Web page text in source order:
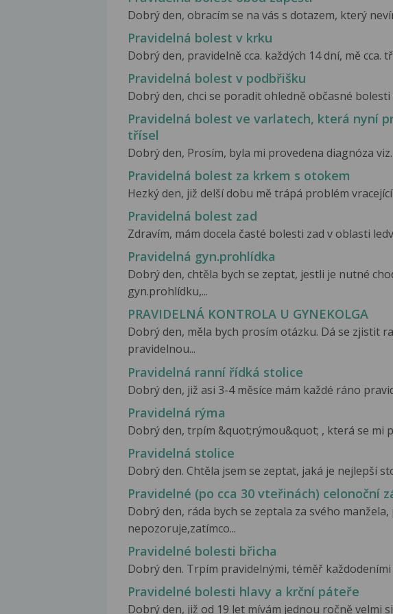
Dobrý den, obracím se na vás s dotazem, který
Pravidelná bolest v krku
Dobrý den, pravidelně cca. každých 14 dní, mě cca.
Pravidelná bolest v podbřišku
Dobrý den, chci se poradit ohledně občasné bolesti
Pravidelná bolest ve varlatech, která nyní
třísel
Dobrý den, Prosím, byla mi provedena diagnóza
Pravidelná bolest za krkem s otokem
Hezký den, již delší dobu mě trápá problém
Pravidelná bolest zad
Zdravím, mám docela časté bolesti zad v oblasti
Pravidelná gyn.prohlídka
Dobrý den, chtěla bych se zeptat, jestli je nutné
gyn.prohlídku,...
PRAVIDELNÁ KONTROLA U GYNEKOLGA
Dobrý den, měla bych prosím otázku. Dá se zjistit
pravidelnou...
Pravidelná ranní řídká stolice
Dobrý den, již asi 3-4 měsíce mám každé ráno
Pravidelná rýma
Dobrý den, trpím &quot;rýmou&quot; , která se mi
Pravidelná stolice
Dobrý den. Chtěla jsem se zeptat, jaká je nejlepší
Pravidelné (po cca 30 vteřinách) celonoční
Dobrý den, ráda bych se zeptala za svého
nepozoruje,zatímco...
Pravidelné bolesti břicha
Dobrý den. Trpím pravidelnými, téměř každodeními
Pravidelné bolesti hlavy a krční páteře
Dobrý den, již od 19 let mívám jednou ročně velmi